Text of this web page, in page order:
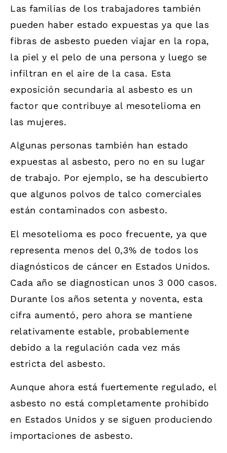
Las familias de los trabajadores también
pueden haber estado expuestas ya que las
fibras de asbesto pueden viajar en la ropa,
la piel y el pelo de una persona y luego se
infiltran en el aire de la casa. Esta
exposición secundaria al asbesto es un
factor que contribuye al mesotelioma en
las mujeres.
Algunas personas también han estado
expuestas al asbesto, pero no en su lugar
de trabajo. Por ejemplo, se ha descubierto
que algunos polvos de talco comerciales
están contaminados con asbesto.
El mesotelioma es poco frecuente, ya que
representa menos del 0,3% de todos los
diagnósticos de cáncer en Estados Unidos.
Cada año se diagnostican unos 3 000 casos.
Durante los años setenta y noventa, esta
cifra aumentó, pero ahora se mantiene
relativamente estable, probablemente
debido a la regulación cada vez más
estricta del asbesto.
Aunque ahora está fuertemente regulado, el
asbesto no está completamente prohibido
en Estados Unidos y se siguen produciendo
importaciones de asbesto.